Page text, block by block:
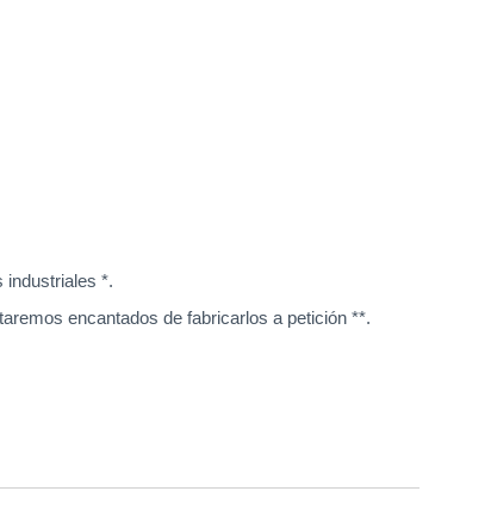
industriales *.
encantados de fabricarlos a petición **.